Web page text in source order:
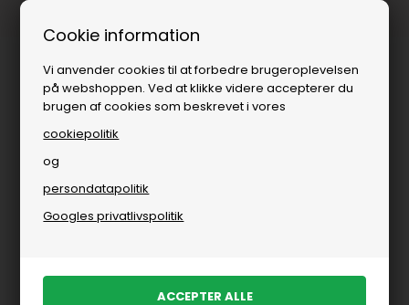
Cookie information
Vi anvender cookies til at forbedre brugeroplevelsen
på webshoppen. Ved at klikke videre accepterer du
brugen af cookies som beskrevet i vores
cookiepolitik
og
persondatapolitik
Googles privatlivspolitik